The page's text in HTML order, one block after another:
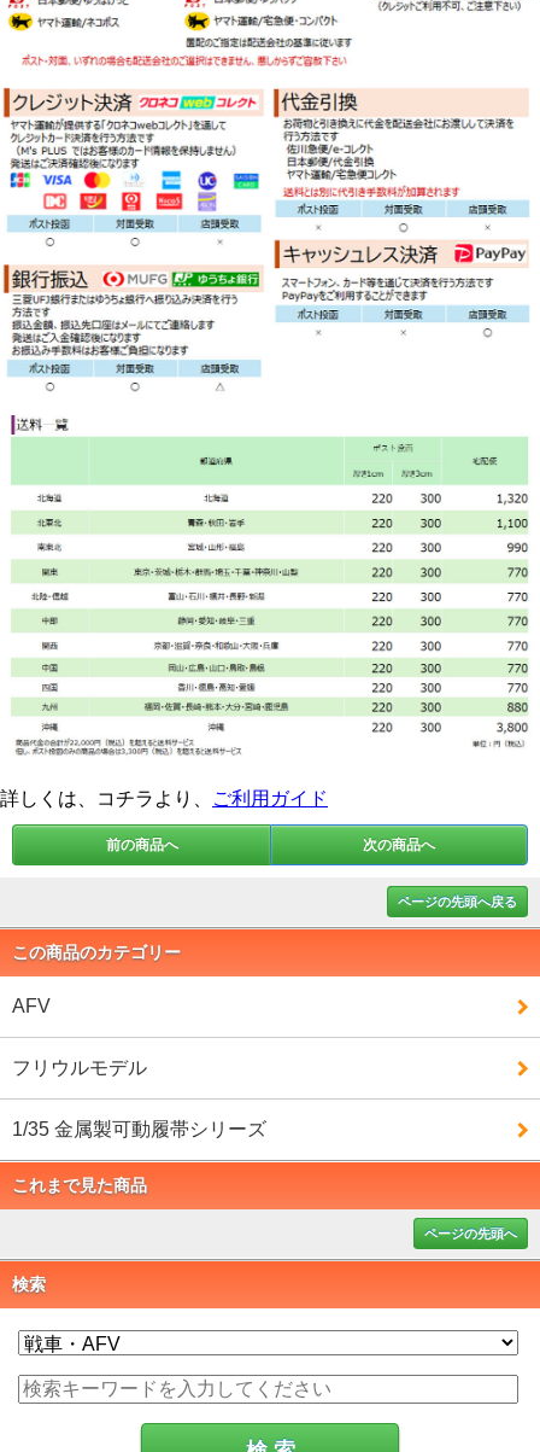
詳しくは、コチラより、 ご利用ガイド
前の商品へ 次の商品へ
ページの先頭へ戻る
この商品のカテゴリー
AFV
フリウルモデル
1/35 金属製可動履帯シリーズ
これまで見た商品
ページの先頭へ
検索